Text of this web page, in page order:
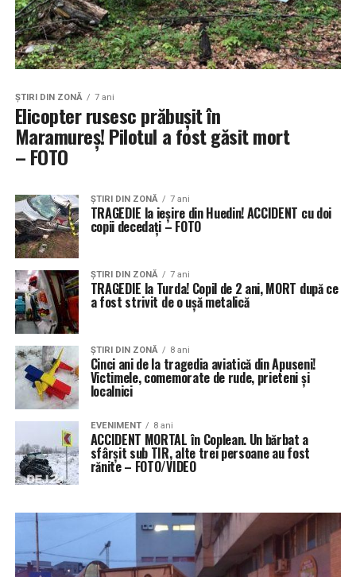
ŞTIRI DIN ZONĂ 7 ani
Elicopter rusesc prăbușit în
Maramureș! Pilotul a fost găsit mort
– FOTO
ŞTIRI DIN ZONĂ 7 ani
TRAGEDIE la ieșire din Huedin! ACCIDENT cu doi
copii decedați – FOTO
ŞTIRI DIN ZONĂ 7 ani
TRAGEDIE la Turda! Copil de 2 ani, MORT după ce
a fost strivit de o ușă metalică
ŞTIRI DIN ZONĂ 8 ani
Cinci ani de la tragedia aviatică din Apuseni!
Victimele, comemorate de rude, prieteni şi
localnici
EVENIMENT 8 ani
ACCIDENT MORTAL în Coplean. Un bărbat a
sfârșit sub TIR, alte trei persoane au fost
rănite – FOTO/VIDEO